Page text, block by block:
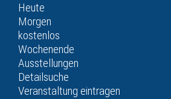
Heute
Morgen
kostenlos
Wochenende
Ausstellungen
Detailsuche
Veranstaltung eintragen